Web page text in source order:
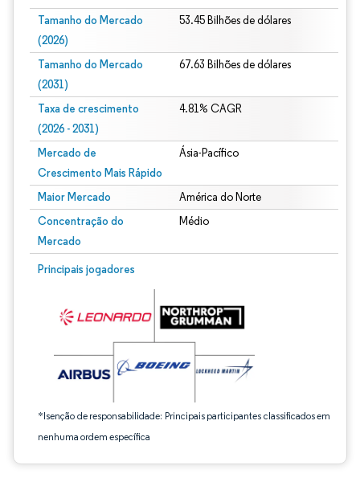
Tamanho do Mercado
(2026)
53.45 Bilhões de dólares
Tamanho do Mercado
(2031)
67.63 Bilhões de dólares
Taxa de crescimento
(2026 - 2031)
4.81% CAGR
Mercado de
Crescimento Mais Rápido
Ásia-Pacífico
Maior Mercado América do Norte
Concentração do
Mercado
Médio
Principais jogadores
*Isenção de responsabilidade: Principais participantes classificados em
nenhuma ordem específica
Imagem © Mordor Intelligence. O reuso requer atribuição conforme CC BY 4.0.